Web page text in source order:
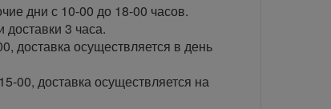
дни с 10-00 до 18-00 часов.
3 часа.
доставка осуществляется в день
00, доставка осуществляется на